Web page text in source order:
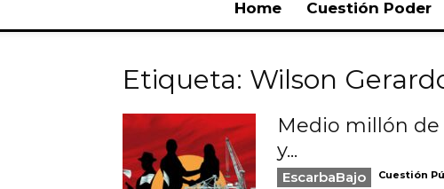
Home Cuestión Poder
Etiqueta: Wilson
Medio millón
y...
EscarbaBajo Cuestión